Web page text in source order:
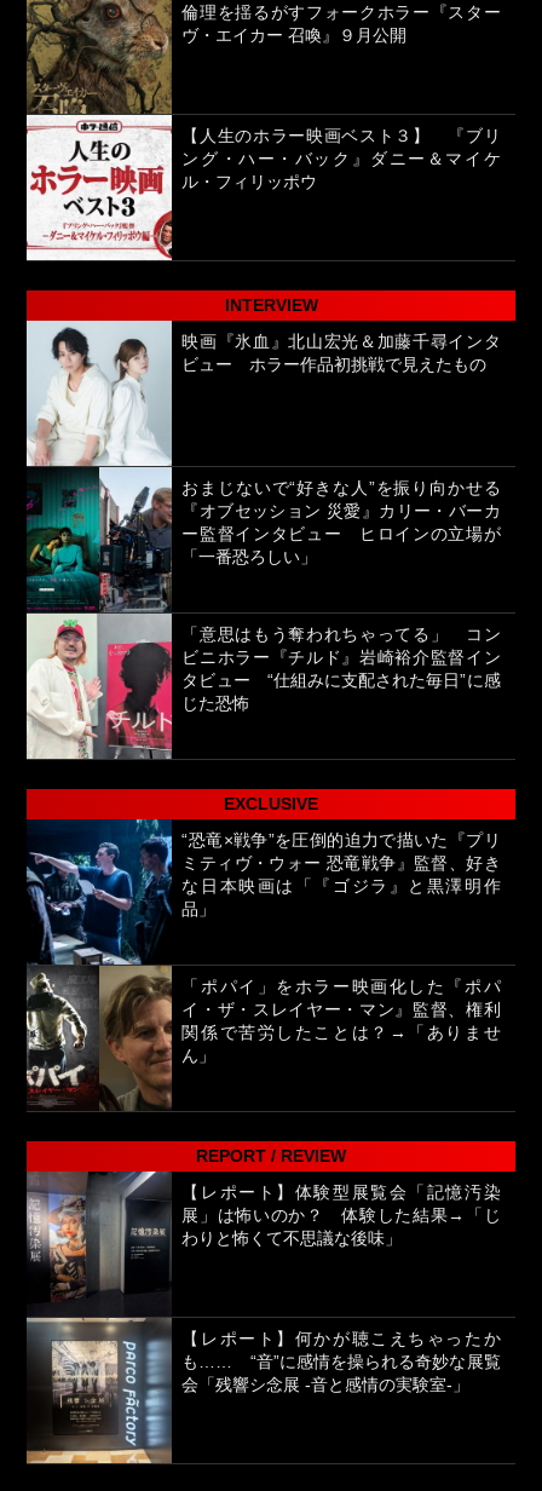
倫理を揺るがすフォークホラー『スター
ヴ・エイカー 召喚』９月公開
【人生のホラー映画ベスト３】 『ブリ
ング・ハー・バック』ダニー＆マイケ
ル・フィリッポウ
INTERVIEW
映画『氷血』北山宏光＆加藤千尋インタ
ビュー ホラー作品初挑戦で見えたもの
おまじないで“好きな人”を振り向かせる
『オブセッション 災愛』カリー・バーカ
ー監督インタビュー ヒロインの立場が
「一番恐ろしい」
「意思はもう奪われちゃってる」 コン
ビニホラー『チルド』岩崎裕介監督イン
タビュー “仕組みに支配された毎日”に感
じた恐怖
EXCLUSIVE
“恐竜×戦争”を圧倒的迫力で描いた『プリ
ミティヴ・ウォー 恐竜戦争』監督、好き
な日本映画は「『ゴジラ』と黒澤明作
品」
「ポパイ」をホラー映画化した『ポパ
イ・ザ・スレイヤー・マン』監督、権利
関係で苦労したことは？→「ありませ
ん」
REPORT / REVIEW
【レポート】体験型展覧会「記憶汚染
展」は怖いのか？ 体験した結果→「じ
わりと怖くて不思議な後味」
【レポート】何かが聴こえちゃったか
も…… “音”に感情を操られる奇妙な展覧
会「残響シ念展 -⾳と感情の実験室-」